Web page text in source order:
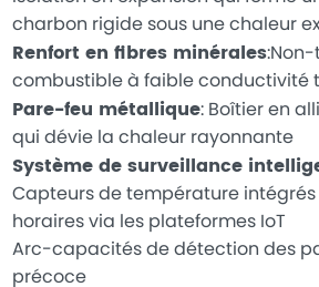
charbon rigide sous une chaleur
Renfort en fibres minérales
combustible à faible conductivité
Pare-feu métallique: Boîtier en
qui dévie la chaleur rayonnante
Système de surveillance
Capteurs de température
horaires via les plateformes IoT
Arc-capacités de détection des
précoce